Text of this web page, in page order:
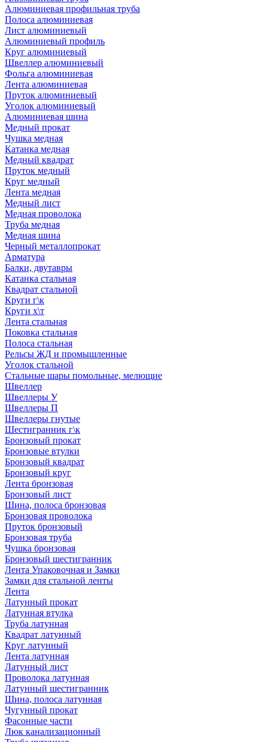
Алюминиевая профильная труба
Полоса алюминиевая
Лист алюминиевый
Алюминиевый профиль
Круг алюминиевый
Швеллер алюминиевый
Фольга алюминиевая
Лента алюминиевая
Пруток алюминиевый
Уголок алюминиевый
Алюминиевая шина
Медный прокат
Чушка медная
Катанка медная
Медный квадрат
Пруток медный
Круг медный
Лента медная
Медный лист
Медная проволока
Труба медная
Медная шина
Черный металлопрокат
Арматура
Балки, двутавры
Катанка стальная
Квадрат стальной
Круги г\к
Круги х\т
Лента стальная
Поковка стальная
Полоса стальная
Рельсы ЖД и промышленные
Уголок стальной
Стальные шары помольные, мелющие
Швеллер
Швеллеры У
Швеллеры П
Швеллеры гнутые
Шестигранник г\к
Бронзовый прокат
Бронзовые втулки
Бронзовый квадрат
Бронзовый круг
Лента бронзовая
Бронзовый лист
Шина, полоса бронзовая
Бронзовая проволока
Пруток бронзовый
Бронзовая труба
Чушка бронзовая
Бронзовый шестигранник
Лента Упаковочная и Замки
Замки для стальной ленты
Лента
Латунный прокат
Латунная втулка
Труба латунная
Квадрат латунный
Круг латунный
Лента латунная
Латунный лист
Проволока латунная
Латунный шестигранник
Шина, полоса латунная
Чугунный прокат
Фасонные части
Люк канализационный